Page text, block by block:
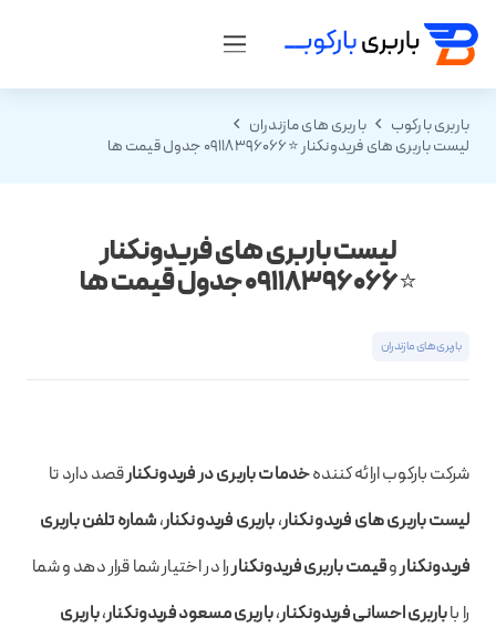
باربری بارکوب
باربری های مازندران
لیست باربری های فریدونکنار ⭐️09118396066 جدول قیمت ها
لیست باربری های فریدونکنار
⭐️09118396066 جدول قیمت ها
باربری های مازندران
شرکت بارکوب ارائه کنندهخدمات باربری در فریدونکنارقصد دارد تا
لیست باربری های فریدونکنار،باربری فریدونکنار،شماره تلفن باربری
فریدونکناروقیمت باربری فریدونکناررا در اختیار شما قرار دهد و شما
را باباربری احسانی فریدونکنار،باربری مسعود فریدونکنار،باربری